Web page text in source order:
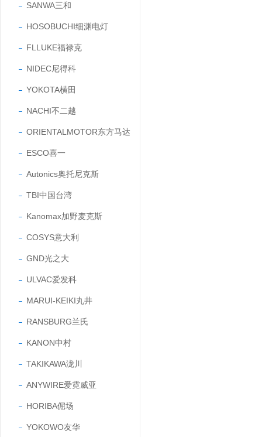
SANWA三和
HOSOBUCHI细渊电灯
FLLUKE福禄克
NIDEC尼得科
YOKOTA横田
NACHI不二越
ORIENTALMOTOR东方马达
ESCO喜一
Autonics奥托尼克斯
TBI中国台湾
Kanomax加野麦克斯
COSYS意大利
GND光之大
ULVAC爱发科
MARUI-KEIKI丸井
RANSBURG兰氏
KANON中村
TAKIKAWA泷川
ANYWIRE爱霓威亚
HORIBA倔场
YOKOWO友华